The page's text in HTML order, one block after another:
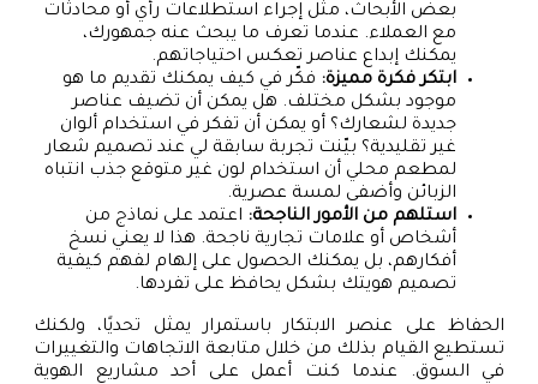
بعض الأبحاث، مثل إجراء استطلاعات رأي أو محادثات
مع العملاء. عندما تعرف ما يبحث عنه جمهورك،
يمكنك إبداع عناصر تعكس احتياجاتهم.
ابتكر فكرة مميزة: فكّر في كيف يمكنك تقديم ما هو
موجود بشكل مختلف. هل يمكن أن تضيف عناصر
جديدة لشعارك؟ أو يمكن أن تفكر في استخدام ألوان
غير تقليدية؟ بيّنت تجربة سابقة لي عند تصميم شعار
لمطعم محلي أن استخدام لون غير متوقع جذب انتباه
الزبائن وأضفى لمسة عصرية.
استلهم من الأمور الناجحة: اعتمد على نماذج من
أشخاص أو علامات تجارية ناجحة. هذا لا يعني نسخ
أفكارهم، بل يمكنك الحصول على إلهام لفهم كيفية
تصميم هويتك بشكل يحافظ على تفردها.
الحفاظ على عنصر الابتكار باستمرار يمثل تحديًا، ولكنك
تستطيع القيام بذلك من خلال متابعة الاتجاهات والتغييرات
في السوق. عندما كنت أعمل على أحد مشاريع الهوية